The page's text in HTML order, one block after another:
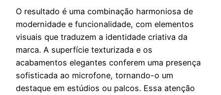
O resultado é uma combinação harmoniosa de
modernidade e funcionalidade, com elementos
visuais que traduzem a identidade criativa da
marca. A superfície texturizada e os
acabamentos elegantes conferem uma presença
sofisticada ao microfone, tornando-o um
destaque em estúdios ou palcos. Essa atenção